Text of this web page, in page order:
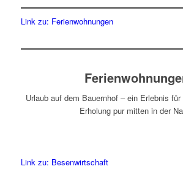
Link zu: Ferienwohnungen
Urlaub auf dem Bauernhof – ein Erlebnis
Erholung pur mitten in der
Link zu: Besenwirtschaft